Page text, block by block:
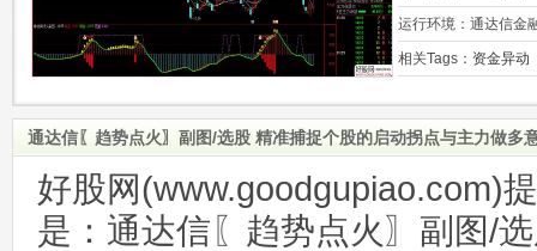
运行环境： 通达信金
相关Tags： 资金异动
通达信〖趋势点火〗副图/选股 精准捕捉个股的启动拐点与主力做多
好股网(www.goodgupiao.com)
是：通达信〖趋势点火〗副图/